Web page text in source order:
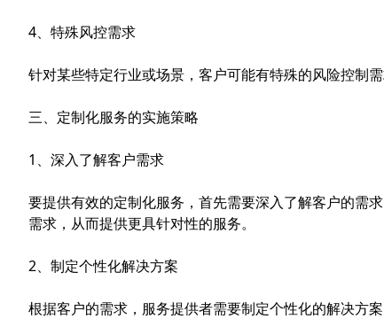
4、特殊风控需求
针对某些特定行业或场景，客户可能有特殊的风险控制
三、定制化服务的实施策略
1、深入了解客户需求
要提供有效的定制化服务，首先需要深入了解客户的需
需求，从而提供更具针对性的服务。
2、制定个性化解决方案
根据客户的需求，服务提供者需要制定个性化的解决方